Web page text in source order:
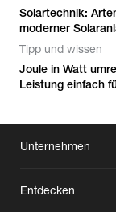
Solartechnik:
moderner
Tipp und wissen
Joule in Watt umrechnen –
Leistung einfach
Unternehmen
Entdecken